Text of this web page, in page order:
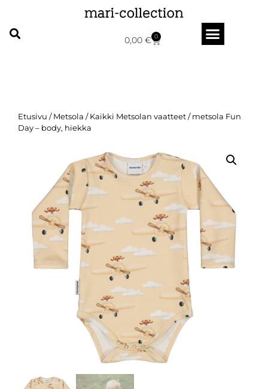
0,00 € 0
Etusivu /Metsola /Kaikki Metsolan vaatteet/ metsola Fun
Day – body, hiekka